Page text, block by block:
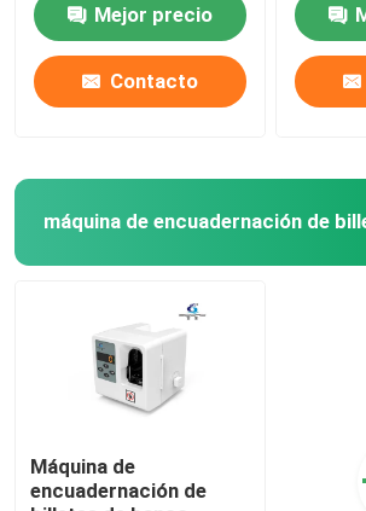
Contador de billetes
máquina de encuadernación de
Máquina para atar billetes
Máquina para clasificar monedas
Otros productos bancarios
Máquina de reciclaje de efectivo
Mejor precio
Contacto
máquina de encuadernación de
Máquina de
encuadernación de